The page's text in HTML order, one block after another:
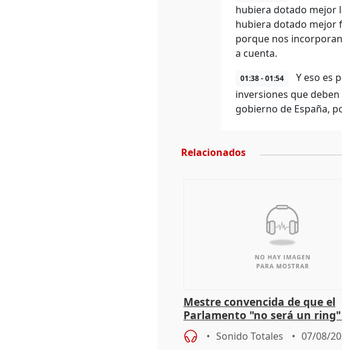
hubiera dotado mejor
hubiera dotado mejor
porque nos
a cuenta.
01:38 - 01:54
Y eso es
inversiones que
gobierno de España,
Relacionados
Mestre convencida de que el
Parlamento "no será un
defiende "estabilidad" del
Vox
Sonido Totales 07/08/